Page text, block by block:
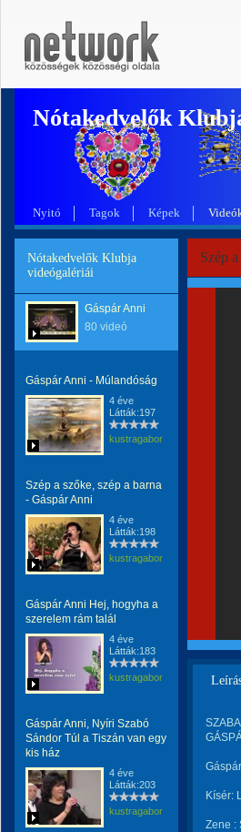
Nótakedvelők
Nyitó Tagok Képek
Nótakedvelők Klubja
videógalériái
Gáspár Anni
80 videó
Gáspár Anni - Múlandóság
4 éve
Látták:197
kustragabor
Szép a szőke, szép a barna
- Gáspár Anni
4 éve
Látták:198
kustragabor
Gáspár Anni Hej, hogyha a
szerelem rám talál
4 éve
Látták:183
kustragabor
Gáspár Anni, Nyíri Szabó
Sándor Túl a Tiszán van egy
kis ház
4 éve
Látták:203
kustragabor
Szép
Kísér:
Zene :